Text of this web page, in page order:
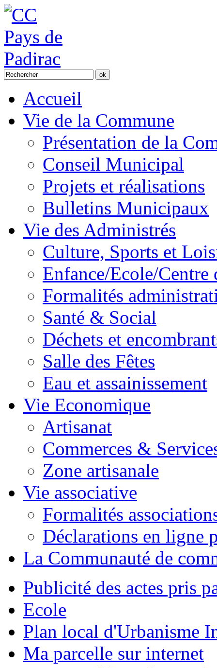
Accueil
Vie de la Commune
Présentation de la
Conseil Municipal
Projets et réalisations
Bulletins Municipaux
Vie des Administrés
Culture, Sports et
Enfance/Ecole/Centre
Formalités
Santé & Social
Déchets et
Salle des Fêtes
Eau et assainissement
Vie Economique
Artisanat
Commerces &
Zone artisanale
Vie associative
Formalités
Déclarations en ligne
La Communauté de
Publicité des actes pris
Ecole
Plan local d'Urbanisme
Ma parcelle sur internet